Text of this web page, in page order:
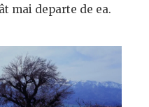
mai departe de ea.